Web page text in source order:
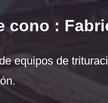
cono :
equipos de